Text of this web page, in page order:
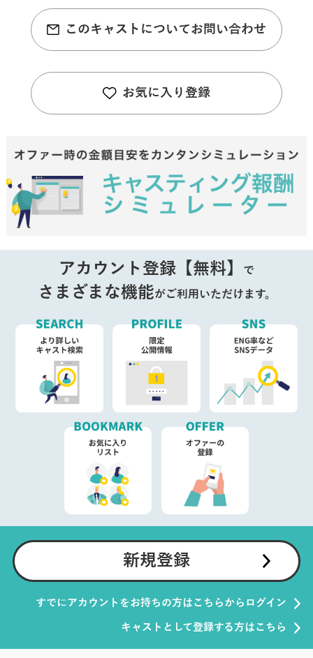
このキャストについてお問い合わせ
お気に入り登録
アカウント登録【無料】 で
さまざまな機能がご利用いただけます。
新規登録
すでにアカウントをお持ちの方はこちらからログイン
キャストとして登録する方はこちら